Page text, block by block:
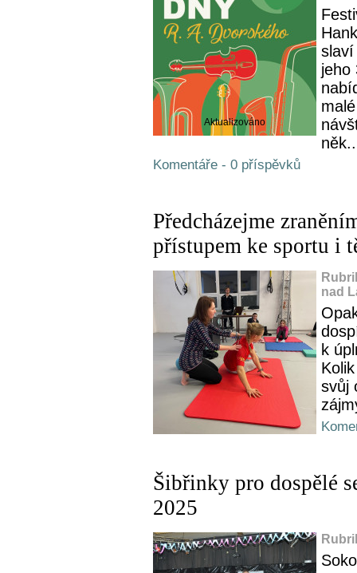
Aktualizováno
slaví
jeho
Komentáře - 0 příspěvků
Předcházejme
přístupem ke sportu i
nad
k
svůj
Šibřinky pro dospělé
2025